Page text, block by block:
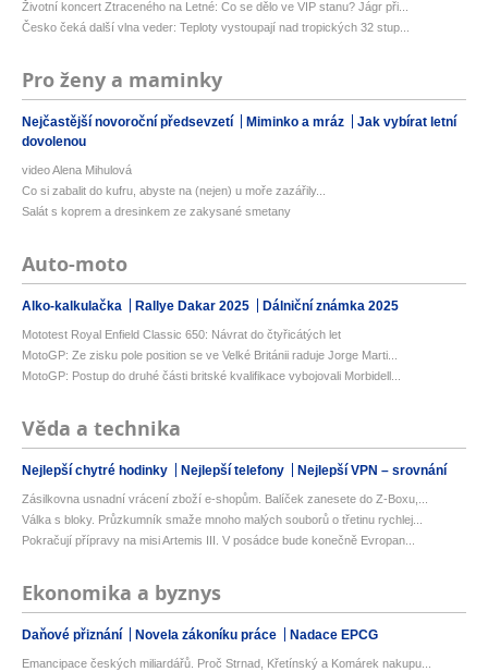
Životní koncert Ztraceného na Letné: Co se dělo ve VIP stanu? Jágr při...
Česko čeká další vlna veder: Teploty vystoupají nad tropických 32 stup...
Pro ženy a maminky
Nejčastější novoroční předsevzetí Miminko a mráz
Jak vybírat letní
dovolenou
video Alena Mihulová
Co si zabalit do kufru, abyste na (nejen) u moře zazářily...
Salát s koprem a dresinkem ze zakysané smetany
Auto-moto
Alko-kalkulačka Rallye Dakar 2025 Dálniční známka 2025
Mototest Royal Enfield Classic 650: Návrat do čtyřicátých let
MotoGP: Ze zisku pole position se ve Velké Británii raduje Jorge Marti...
MotoGP: Postup do druhé části britské kvalifikace vybojovali Morbidell...
Věda a technika
Nejlepší chytré hodinky Nejlepší telefony Nejlepší VPN – srovnání
Zásilkovna usnadní vrácení zboží e-shopům. Balíček zanesete do Z-Boxu,...
Válka s bloky. Průzkumník smaže mnoho malých souborů o třetinu rychlej...
Pokračují přípravy na misi Artemis III. V posádce bude konečně Evropan...
Ekonomika a byznys
Daňové přiznání Novela zákoníku práce Nadace EPCG
Emancipace českých miliardářů. Proč Strnad, Křetínský a Komárek nakupu...